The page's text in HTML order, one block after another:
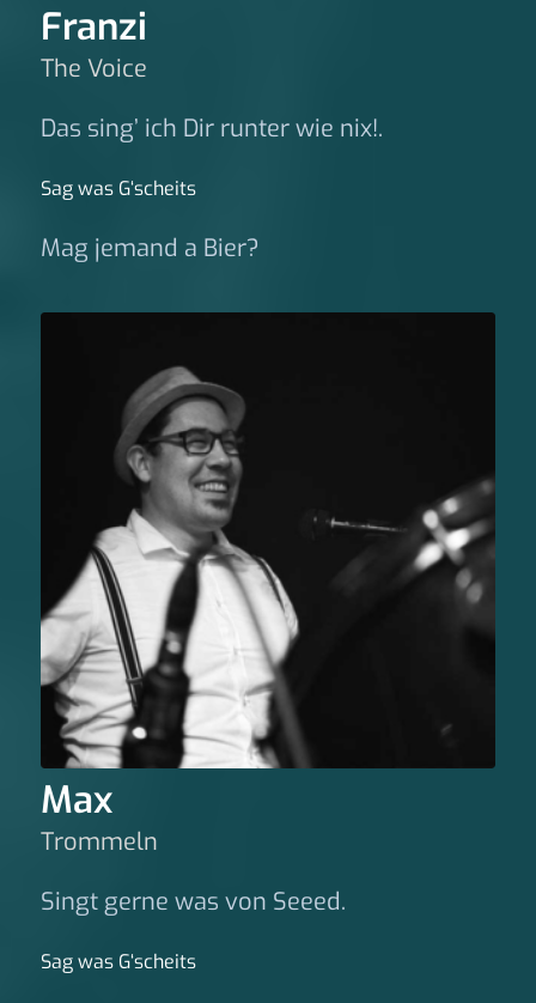
Franzi
The Voice
Das sing’ ich Dir runter wie nix!.
Sag was G‘scheits
Mag jemand a Bier?
Max
Trommeln
Singt gerne was von Seeed.
Sag was G‘scheits